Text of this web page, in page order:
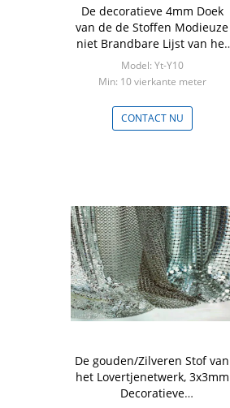
De decoratieve 4mm Doek
van de de Stoffen Modieuze
niet Brandbare Lijst van het
Lovertjenetwerk
Model: Yt-Y10
Min: 10 vierkante meter
CONTACT NU
De gouden/Zilveren Stof van
het Lovertjenetwerk, 3x3mm
Decoratieve